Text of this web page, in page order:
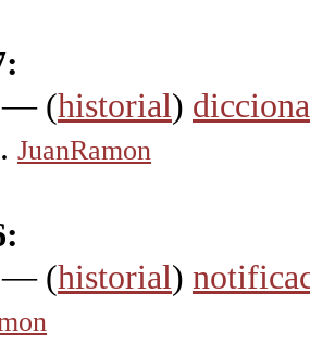
— (historial)
JuanRamon
— (historial)